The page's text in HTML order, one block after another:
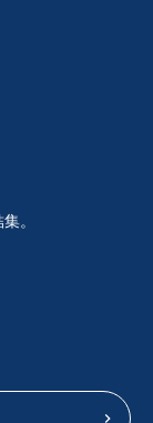
。